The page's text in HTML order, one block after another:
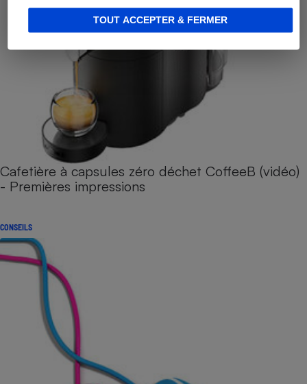
TOUT ACCEPTER & FERMER
Cafetière à capsules zéro déchet CoffeeB (vidéo)
- Premières impressions
CONSEILS